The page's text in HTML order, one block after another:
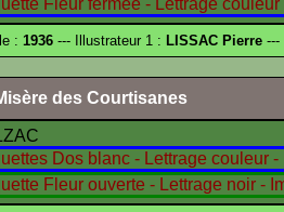
: 1936 --- Illustrateur 1 : LISSAC Pierre ---
des Courtisanes